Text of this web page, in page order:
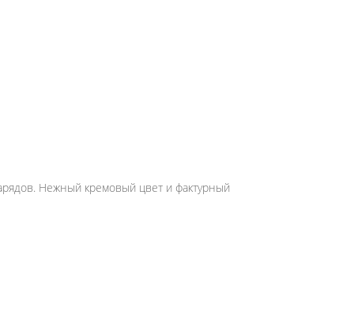
Нежный кремовый цвет и фактурный